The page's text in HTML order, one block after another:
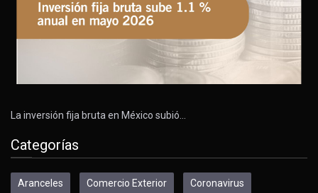
La inversión fija bruta en México subió…
Categorías
Aranceles Comercio Exterior Coronavirus